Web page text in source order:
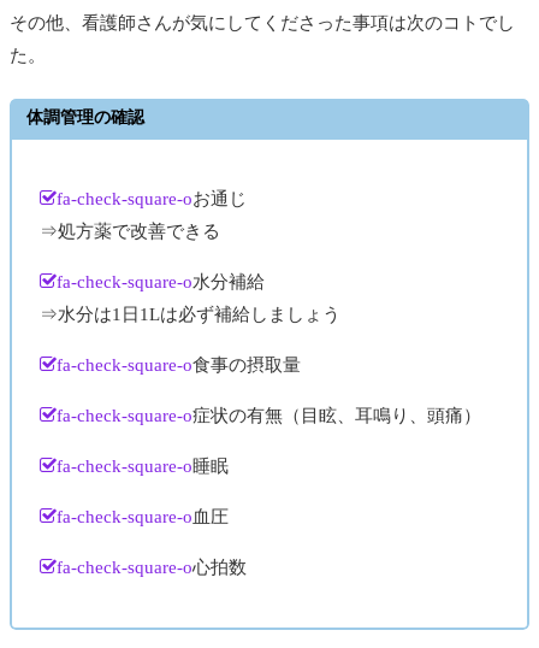
その他、看護師さんが気にしてくださった事項は次のコトでし
た。
体調管理の確認
fa-check-square-oお通じ
⇒処方薬で改善できる
fa-check-square-o水分補給
⇒水分は1日1Lは必ず補給しましょう
fa-check-square-o食事の摂取量
fa-check-square-o症状の有無（目眩、耳鳴り、頭痛）
fa-check-square-o睡眠
fa-check-square-o 血圧
fa-check-square-o心拍数